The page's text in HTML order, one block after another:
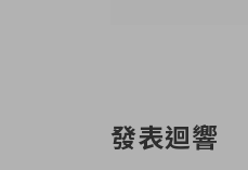
發表迴響